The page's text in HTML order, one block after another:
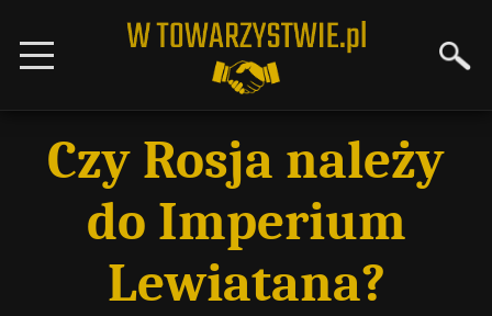
Czy Rosja należy
do Imperium
Lewiatana?